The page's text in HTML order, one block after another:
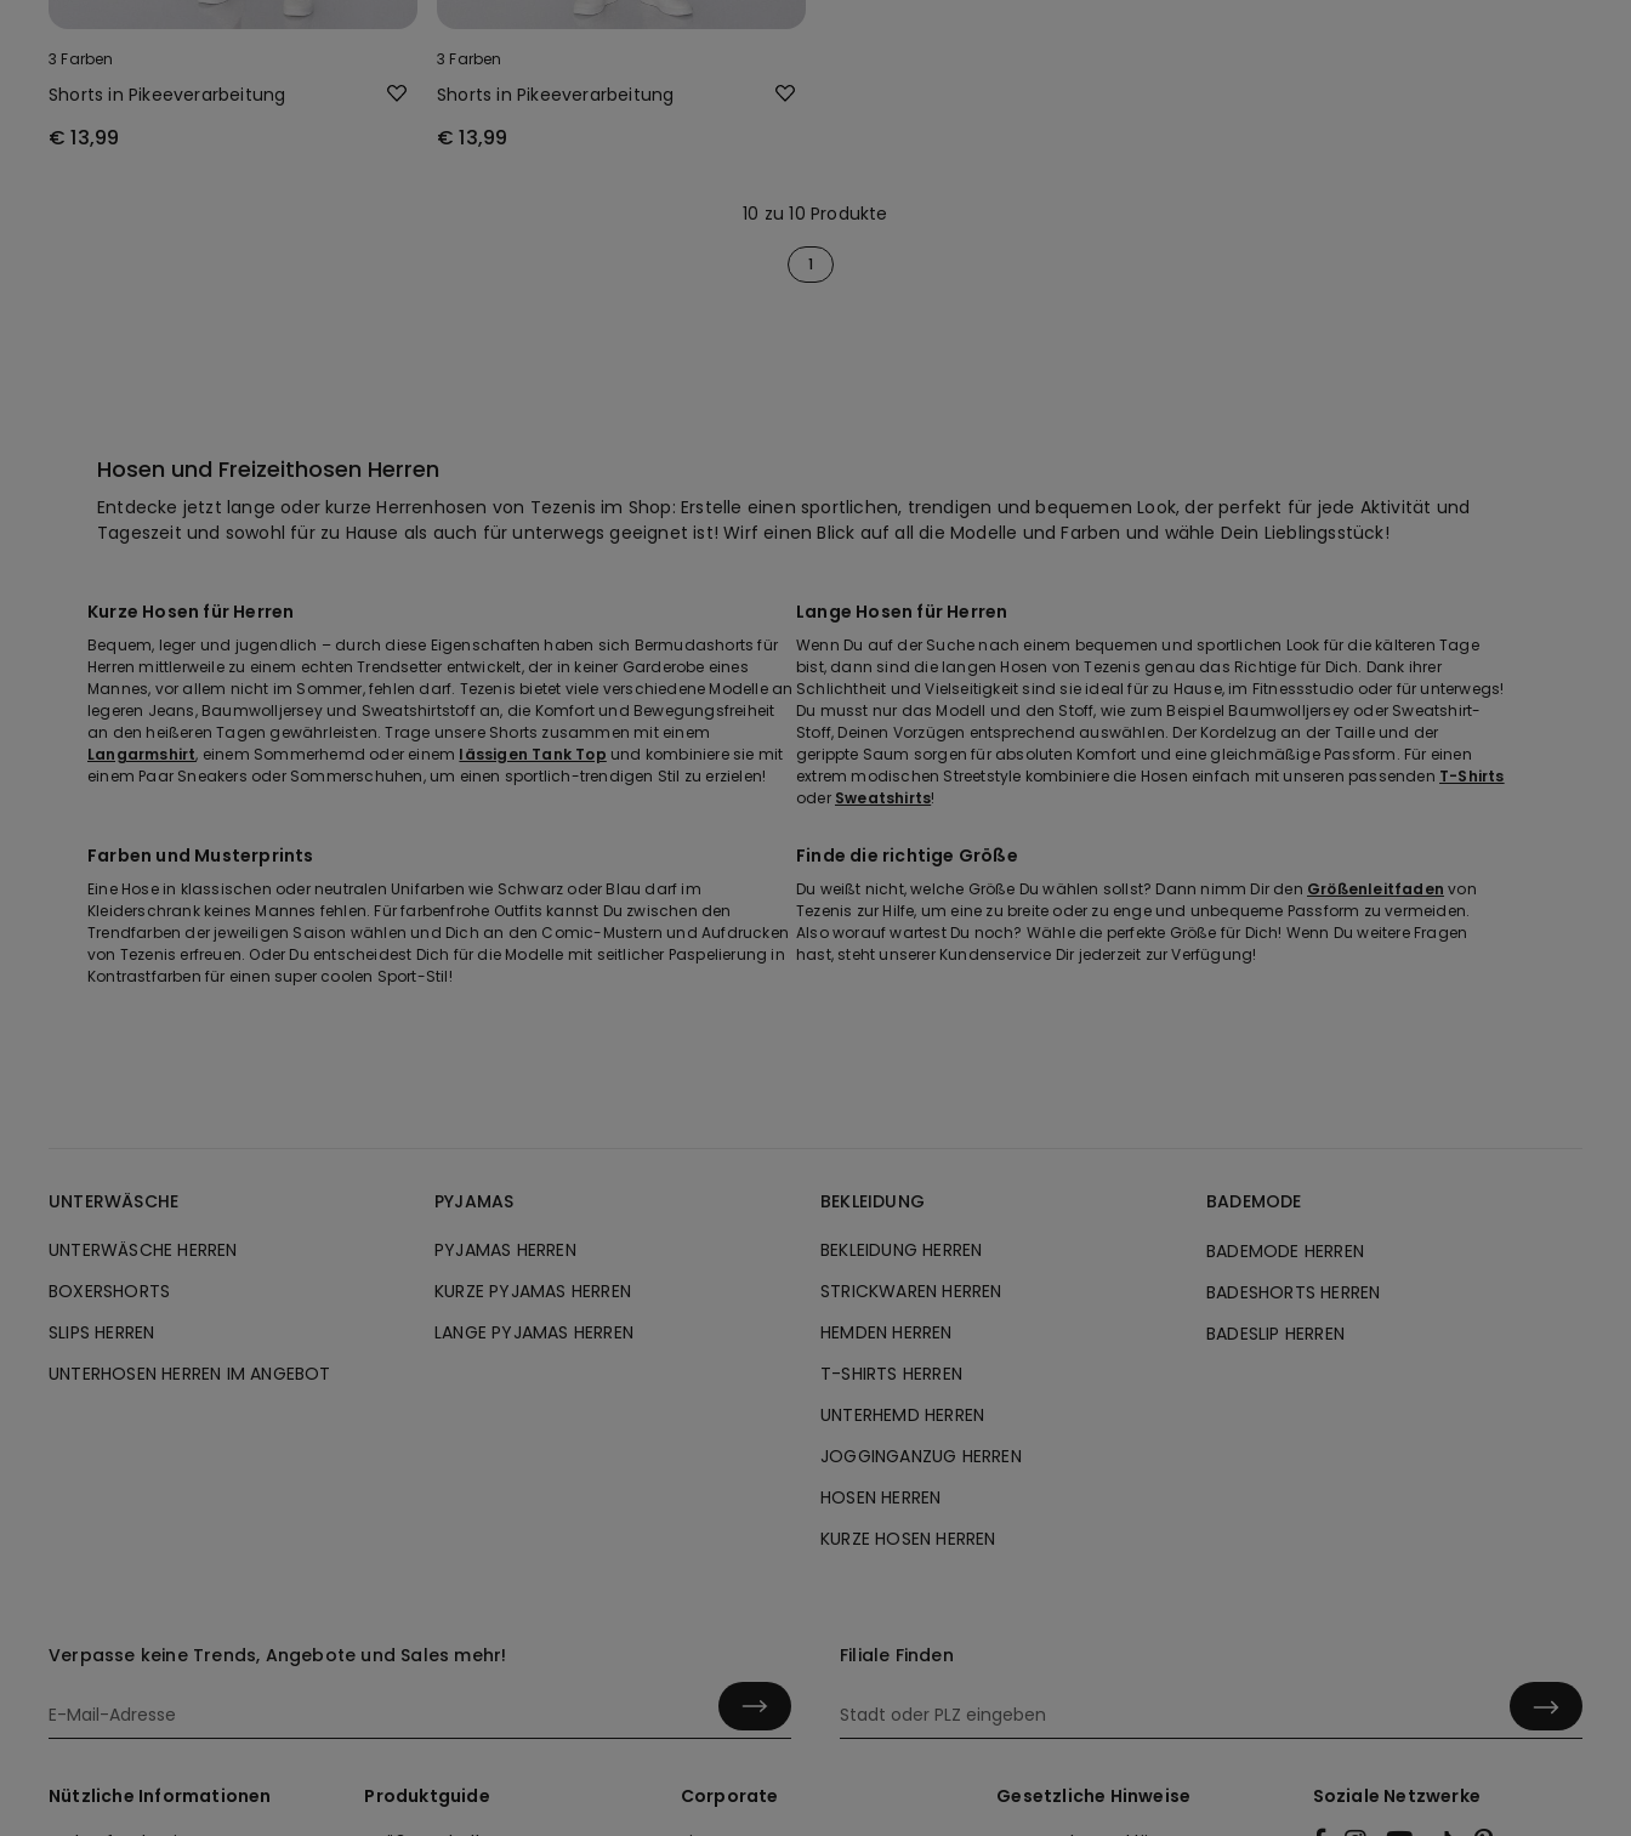
3 Farben
Shorts in Pikeeverarbeitung
€ 13,99
3 Farben
Shorts in Pikeeverarbeitung
€ 13,99
10 zu 10 Produkte
1
Hosen und Freizeithosen Herren
Entdecke jetzt lange oder kurze Herrenhosen von Tezenis im Shop: Erstelle einen sportlichen, trendigen und bequemen Look, der perfekt für jede Aktivität und
Tageszeit und sowohl für zu Hause als auch für unterwegs geeignet ist! Wirf einen Blick auf all die Modelle und Farben und wähle Dein Lieblingsstück!
Kurze Hosen für Herren
Bequem, leger und jugendlich – durch diese Eigenschaften haben sich Bermudashorts für
Herren mittlerweile zu einem echten Trendsetter entwickelt, der in keiner Garderobe eines
Mannes, vor allem nicht im Sommer, fehlen darf. Tezenis bietet viele verschiedene Modelle an
legeren Jeans, Baumwolljersey und Sweatshirtstoff an, die Komfort und Bewegungsfreiheit
an den heißeren Tagen gewährleisten. Trage unsere Shorts zusammen mit einem
Langarmshirt, einem Sommerhemd oder einem lässigen Tank Top und kombiniere sie mit
einem Paar Sneakers oder Sommerschuhen, um einen sportlich-trendigen Stil zu erzielen!
Lange Hosen für Herren
Wenn Du auf der Suche nach einem bequemen und sportlichen Look für die kälteren Tage
bist, dann sind die langen Hosen von Tezenis genau das Richtige für Dich. Dank ihrer
Schlichtheit und Vielseitigkeit sind sie ideal für zu Hause, im Fitnessstudio oder für unterwegs!
Du musst nur das Modell und den Stoff, wie zum Beispiel Baumwolljersey oder Sweatshirt-
Stoff, Deinen Vorzügen entsprechend auswählen. Der Kordelzug an der Taille und der
gerippte Saum sorgen für absoluten Komfort und eine gleichmäßige Passform. Für einen
extrem modischen Streetstyle kombiniere die Hosen einfach mit unseren passenden T-Shirts
oder Sweatshirts!
Farben und Musterprints
Eine Hose in klassischen oder neutralen Unifarben wie Schwarz oder Blau darf im
Kleiderschrank keines Mannes fehlen. Für farbenfrohe Outfits kannst Du zwischen den
Trendfarben der jeweiligen Saison wählen und Dich an den Comic-Mustern und Aufdrucken
von Tezenis erfreuen. Oder Du entscheidest Dich für die Modelle mit seitlicher Paspelierung in
Kontrastfarben für einen super coolen Sport-Stil!
Finde die richtige Größe
Du weißt nicht, welche Größe Du wählen sollst? Dann nimm Dir den Größenleitfaden von
Tezenis zur Hilfe, um eine zu breite oder zu enge und unbequeme Passform zu vermeiden.
Also worauf wartest Du noch? Wähle die perfekte Größe für Dich! Wenn Du weitere Fragen
hast, steht unserer Kundenservice Dir jederzeit zur Verfügung!
UNTERWÄSCHE
UNTERWÄSCHE HERREN
BOXERSHORTS
SLIPS HERREN
UNTERHOSEN HERREN IM ANGEBOT
PYJAMAS
PYJAMAS HERREN
KURZE PYJAMAS HERREN
LANGE PYJAMAS HERREN
BEKLEIDUNG
BEKLEIDUNG HERREN
STRICKWAREN HERREN
HEMDEN HERREN
T-SHIRTS HERREN
UNTERHEMD HERREN
JOGGINGANZUG HERREN
HOSEN HERREN
KURZE HOSEN HERREN
BADEMODE
BADEMODE HERREN
BADESHORTS HERREN
BADESLIP HERREN
Verpasse keine Trends, Angebote und Sales mehr! Filiale Finden
Nützliche Informationen
Produktguide
Corporate
Gesetzliche Hinweise
Soziale Netzwerke